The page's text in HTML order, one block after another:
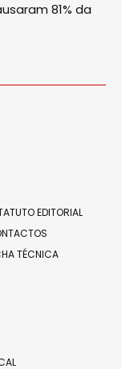
81% da
EDITORIAL
TÉCNICA